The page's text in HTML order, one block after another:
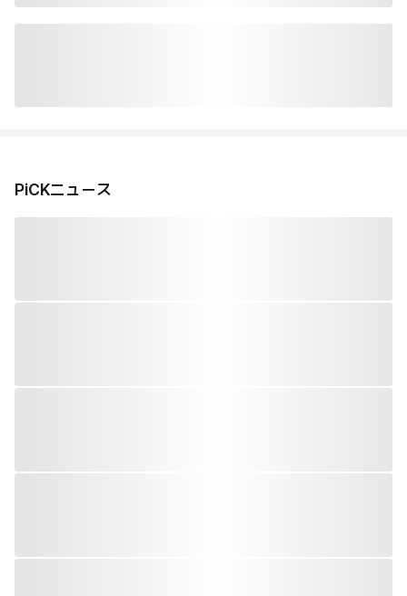
PiCKニュース